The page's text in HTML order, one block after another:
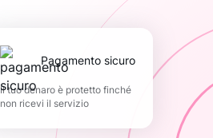
pagamento sicuro
Il tuo denaro è protetto finché
non ricevi il servizio